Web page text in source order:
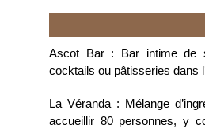
Ascot Bar : Bar intime de
cocktails ou pâtisseries dans
La Véranda: Mélange
accueillir 80 personnes, y